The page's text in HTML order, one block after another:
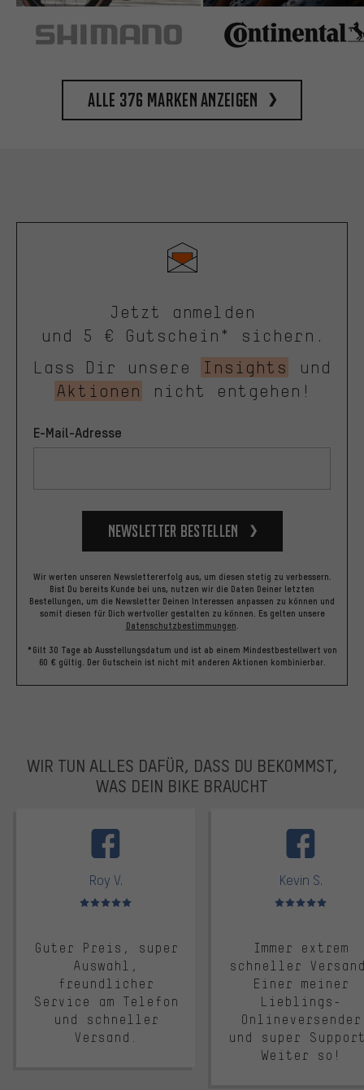
Alle 376 Marken anzeigen
Jetzt anmelden
und 5 € Gutschein* sichern.
Lass Dir unsere
Insights
und
Aktionen
nicht entgehen!
E-Mail-Adresse
Newsletter bestellen
Wir werten unseren Newslettererfolg aus, um diesen stetig zu verbessern.
Bist Du bereits Kunde bei uns, nutzen wir die Daten Deiner letzten
Bestellungen, um die Newsletter Deinen Interessen anpassen zu können und
somit diesen für Dich wertvoller gestalten zu können. Es gelten unsere
Datenschutzbestimmungen
*Gilt 30 Tage ab Ausstellungsdatum und ist ab einem Mindestbestellwert von
60 € gültig. Der Gutschein ist nicht mit anderen Aktionen kombinierbar.
WIR TUN ALLES DAFÜR, DASS DU BEKOMMST,
WAS DEIN BIKE BRAUCHT
Roy V.
Bewertungen: 5 von 5
Guter Preis, super
Auswahl,
freundlicher
Service am Telefon
und schneller
Versand.
Kevin S.
Bewertungen: 5 von 5
Immer extrem
schneller
Einer meiner
Lieblings-
Onlineversender
und super
Weiter so!